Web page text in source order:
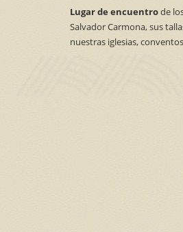
Lugar de encuentrode
Salvador Carmona, sus
nuestras iglesias,